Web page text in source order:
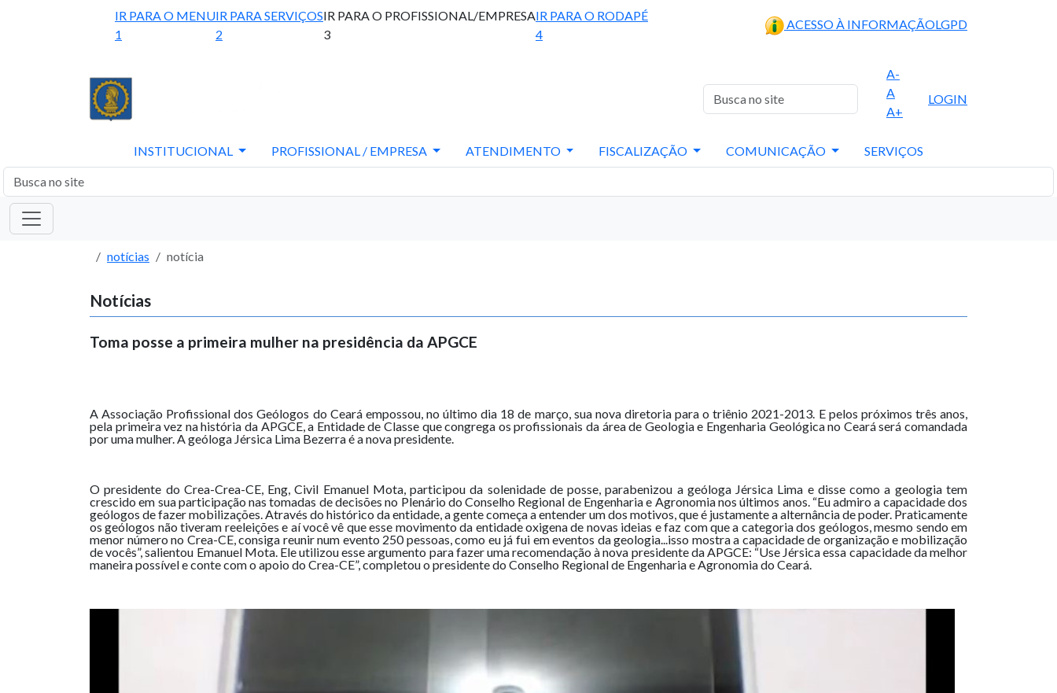
IR PARA O MENU
1
IR PARA SERVIÇOS
2
IR PARA O PROFISSIONAL/EMPRESA
3
IR PARA O RODAPÉ
4
ACESSO À INFORMAÇÃOLGPD
A-
A
A+
LOGIN
INSTITUCIONAL PROFISSIONAL / EMPRESA ATENDIMENTO FISCALIZAÇÃO COMUNICAÇÃO SERVIÇOS
notícias notícia
Notícias
Toma posse a primeira mulher na presidência da APGCE
A Associação Profissional dos Geólogos do Ceará empossou, no último dia 18 de março, sua nova diretoria para o triênio 2021-2013. E pelos próximos três anos,
pela primeira vez na história da APGCE, a Entidade de Classe que congrega os profissionais da área de Geologia e Engenharia Geológica no Ceará será comandada
por uma mulher. A geóloga Jérsica Lima Bezerra é a nova presidente.
O presidente do Crea-Crea-CE, Eng, Civil Emanuel Mota, participou da solenidade de posse, parabenizou a geóloga Jérsica Lima e disse como a geologia tem
crescido em sua participação nas tomadas de decisões no Plenário do Conselho Regional de Engenharia e Agronomia nos últimos anos. “Eu admiro a capacidade dos
geólogos de fazer mobilizações. Através do histórico da entidade, a gente começa a entender um dos motivos, que é justamente a alternância de poder. Praticamente
os geólogos não tiveram reeleições e aí você vê que esse movimento da entidade oxigena de novas ideias e faz com que a categoria dos geólogos, mesmo sendo em
menor número no Crea-CE, consiga reunir num evento 250 pessoas, como eu já fui em eventos da geologia...isso mostra a capacidade de organização e mobilização
de vocês”, salientou Emanuel Mota. Ele utilizou esse argumento para fazer uma recomendação à nova presidente da APGCE: “Use Jérsica essa capacidade da melhor
maneira possível e conte com o apoio do Crea-CE”, completou o presidente do Conselho Regional de Engenharia e Agronomia do Ceará.